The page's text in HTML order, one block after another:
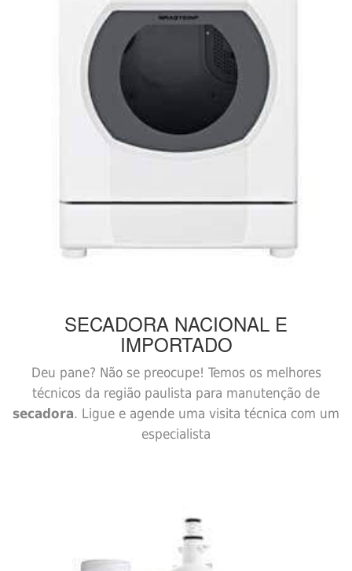
SECADORA NACIONAL E
IMPORTADO
Deu pane? Não se preocupe! Temos os melhores
técnicos da região paulista para manutenção de
secadora. Ligue e agende uma visita técnica com um
especialista